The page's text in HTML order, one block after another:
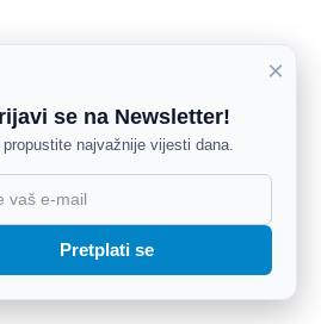
×
se na Newsletter!
propustite najvažnije vijesti dana.
Pretplati se